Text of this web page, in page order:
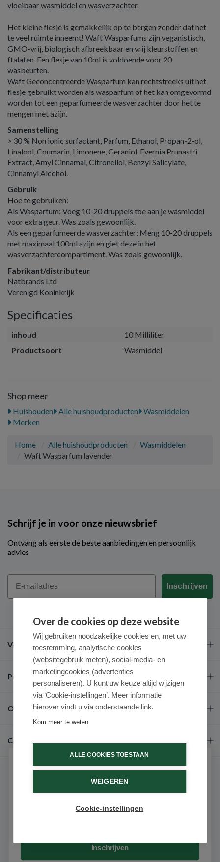
vloeibaar wasmiddel en wasverzachter.
Het kleine flesje is gemakkelijk op te bergen zonder dat het
te veel ruimte inneemt! Waft Wasparfums zijn veganistisch,
GMO-vrij, biologisch afbreekbaar en vrij kleurstoffen en
ftalaten. Een flesje van 10ml is voldoende voor 20
wasbeurten.
Waft Geconcentreerde Wasparfum kan rechtstreeks uit het
flesje gebruikt worden als wasparfum of het kan omgevormd
worden tot een geparfumeerde wasverzachter door het te
mengen met azijn.
Samenstelling
> 30 % Non ionic surfactant, Parfum, Ethanol, Propan-2-ol,
Linalool, Coumarin, Limonene, Geraniol, Evernia Prunastri
Extract, Amyl Cinnamal, Citronellol, Benzyl Salicylate,
Cinnamyl Alcohol.
Gebruik
Hoe te gebruiken:
Als Wasparfum: Voeg 10-20 druppels toe aan je wasmiddel
voor extra geur. Was zoals gewoonlijk.
Als een geparfumeerde wasverzachter: Meng 10-20 druppels
met maximaal 100ml azijn en giet deze in het
wasverzachtercompartiment. Was zoals gewoonlijk.
Fabrikant/distributeur
Natbrands Ltd
Verenigd Koninkrijk
Specificaties
inhoud
10 Milliliter
Productsoort
Wasmiddel
Shop meer
Huishouden Alle huishoudproducten
Wasmiddelen
Merken
Home Alle huishoudproducten
Wasmiddelen
Waft Wasparfum lavender
Schrijf je in voor onze nieuwsbrief
Ontvang als eerste de beste aanbiedingen en persoonlijk
advies
Email
Inschrijven
Veel gestelde vragen
Populaire merken
Over ons
Contact
9.6 / 10 (531 beoordelingen)
Over de cookies op deze website
Wij gebruiken noodzakelijke cookies en, met uw
toestemming, analytische cookies
(websitegebruik meten), social-media- en
marketingcookies (advertenties
personaliseren). U kunt uw keuze altijd wijzigen
via ‘Cookie-instellingen’. Meer informatie
hierover vindt u via onderstaande link.
Kom meer te weten
ALLE COOKIES TOESTAAN
WEIGEREN
Cookie-instellingen
Schrijf je in voor onze nieuwsbrief
Ontvang als eerste de beste aanbiedingen en persoonlijk
advies
Inschrijven